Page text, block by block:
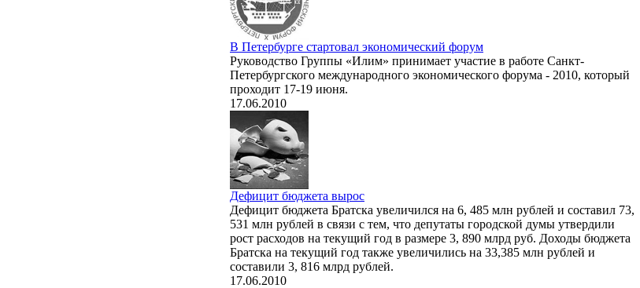
В Петербурге стартовал экономический форум
Руководство Группы «Илим» принимает участие в работе Санкт-
Петербургского международного экономического форума - 2010, который
проходит 17-19 июня.
17.06.2010
Дефицит бюджета вырос
Дефицит бюджета Братска увеличился на 6, 485 млн рублей и составил 73,
531 млн рублей в связи с тем, что депутаты городской думы утвердили
рост расходов на текущий год в размере 3, 890 млрд руб. Доходы бюджета
Братска на текущий год также увеличились на 33,385 млн рублей и
составили 3, 816 млрд рублей.
17.06.2010